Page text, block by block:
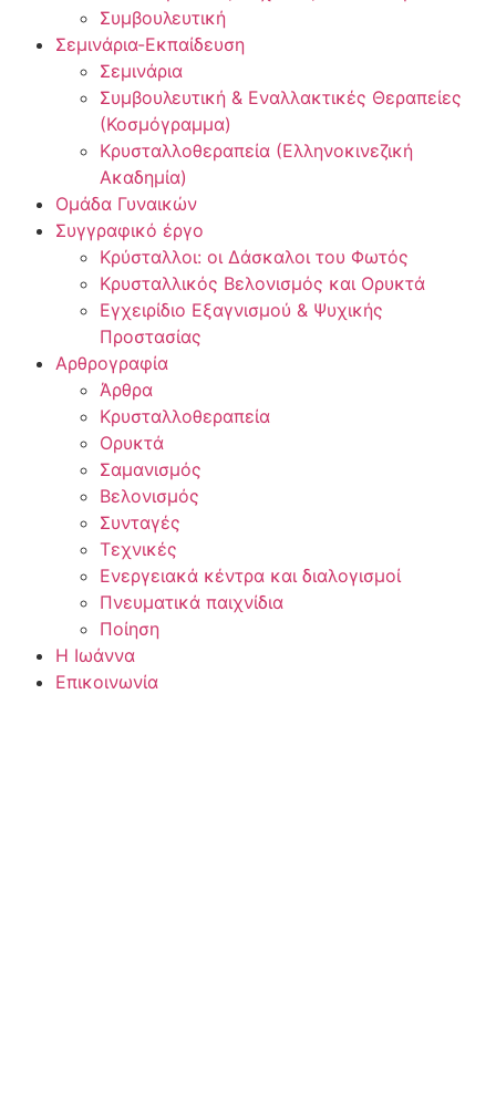
Συμβουλευτική
Σεμινάρια-Εκπαίδευση
Σεμινάρια
Συμβουλευτική & Εναλλακτικές Θεραπείες
(Κοσμόγραμμα)
Κρυσταλλοθεραπεία (Ελληνοκινεζική
Ακαδημία)
Ομάδα Γυναικών
Συγγραφικό έργο
Κρύσταλλοι: οι Δάσκαλοι του Φωτός
Κρυσταλλικός Βελονισμός και Ορυκτά
Εγχειρίδιο Εξαγνισμού & Ψυχικής
Προστασίας
Αρθρογραφία
Άρθρα
Κρυσταλλοθεραπεία
Ορυκτά
Σαμανισμός
Βελονισμός
Συνταγές
Τεχνικές
Ενεργειακά κέντρα και διαλογισμοί
Πνευματικά παιχνίδια
Ποίηση
Η Ιωάννα
Επικοινωνία